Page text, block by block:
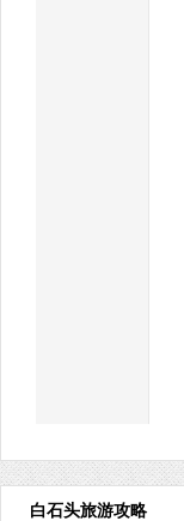
白石头旅游攻略